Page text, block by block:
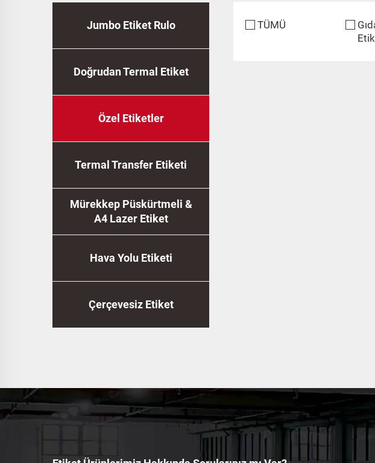
Jumbo Etiket Rulo
Doğrudan Termal Etiket
Özel Etiketler
Termal Transfer Etiketi
Mürekkep Püskürtmeli &
A4 Lazer Etiket
Hava Yolu Etiketi
Çerçevesiz Etiket
TÜMÜ